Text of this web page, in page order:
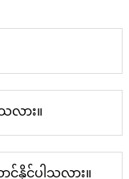
လား။
င်နိုင်ပါသလား။